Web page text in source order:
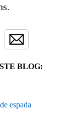
BLOG:
espada